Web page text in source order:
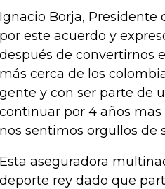
Ignacio Borja,
por este acuerdo y
después de convertirnos
más cerca de los
gente y con ser parte de
continuar por 4 años mas
nos sentimos orgullos de
Esta aseguradora
deporte rey dado que